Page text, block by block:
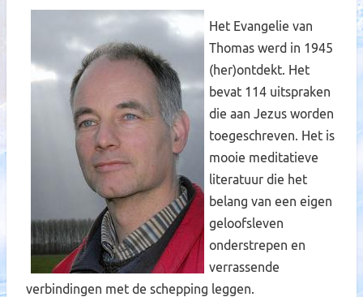
Het Evangelie van
Thomas werd in 1945
(her)ontdekt. Het
bevat 114 uitspraken
die aan Jezus worden
toegeschreven. Het is
mooie meditatieve
literatuur die het
belang van een eigen
geloofsleven
onderstrepen en
verrassende
verbindingen met de schepping leggen.